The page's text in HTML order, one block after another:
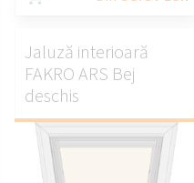
Jaluză interioară
FAKRO ARS Bej
deschis